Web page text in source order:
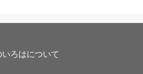
いろはについて